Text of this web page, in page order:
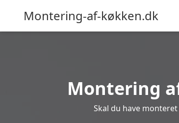
Montering-af-køkken.dk
Montering
Skal du have